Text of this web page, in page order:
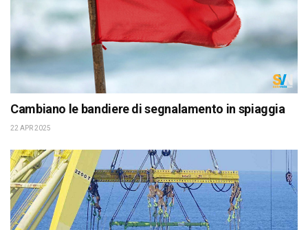
Cambiano le bandiere di segnalamento in spiaggia
22 APR 2025